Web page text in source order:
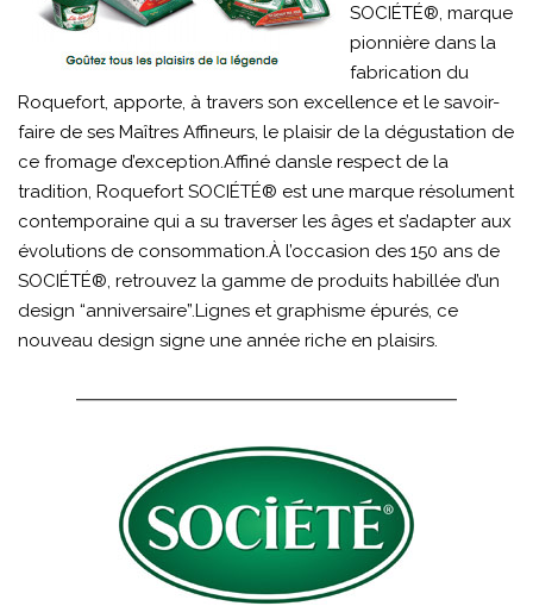
SOCIÉTÉ®, marque
pionnière dans la
fabrication du
Roquefort, apporte, à travers son excellence et le savoir-
faire de ses Maîtres Affineurs, le plaisir de la dégustation de
ce fromage d’exception.Affiné dansle respect de la
tradition, Roquefort SOCIÉTÉ® est une marque résolument
contemporaine qui a su traverser les âges et s’adapter aux
évolutions de consommation.À l’occasion des 150 ans de
SOCIÉTÉ®, retrouvez la gamme de produits habillée d’un
design “anniversaire”.Lignes et graphisme épurés, ce
nouveau design signe une année riche en plaisirs.